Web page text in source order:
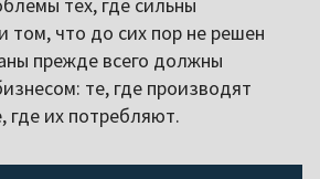
том, что до сих пор не решен
прежде всего должны
те, где производят
где их потребляют.